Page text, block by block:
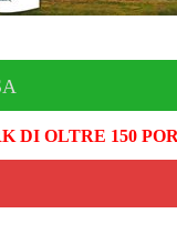
DI OLTRE 150